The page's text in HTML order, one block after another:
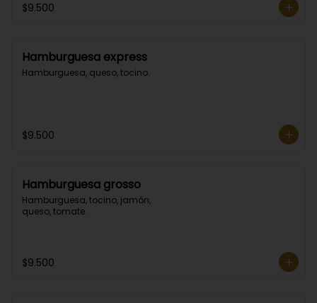
$9.500
Hamburguesa express
Hamburguesa, queso, tocino.
$9.500
Hamburguesa grosso
Hamburguesa, tocino, jamón,
queso, tomate.
$9.500